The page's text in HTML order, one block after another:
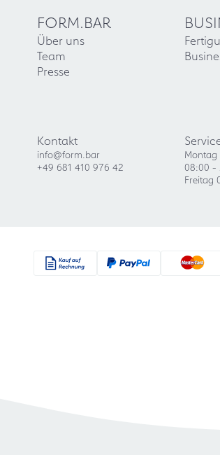
FORM.BAR
Über uns
Team
Presse
Kontakt
info@form.bar
+49 681 410 976 42
Montag
08:00 -
Freitag